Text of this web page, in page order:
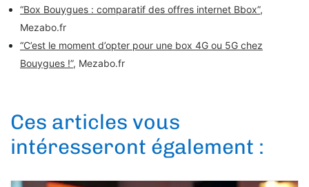
“Box Bouygues : comparatif des offres internet Bbox”,
Mezabo.fr
“C’est le moment d’opter pour une box 4G ou 5G chez
Bouygues !”, Mezabo.fr
Ces articles vous
intéresseront également :